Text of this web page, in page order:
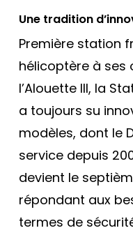
Une tradition
Première station
hélicoptère à ses
l’Alouette III, la
a toujours su
modèles, dont le
service depuis
devient le
répondant aux
termes de